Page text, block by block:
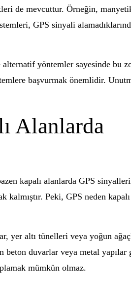
de mevcuttur. Örneğin,
GPS sinyali
yöntemler sayesinde bu
başvurmak önemlidir.
Alanlarda
kapalı alanlarda GPS
Peki, GPS neden
yer altı tünelleri veya yoğun
beton duvarlar veya metal
mümkün olmaz.